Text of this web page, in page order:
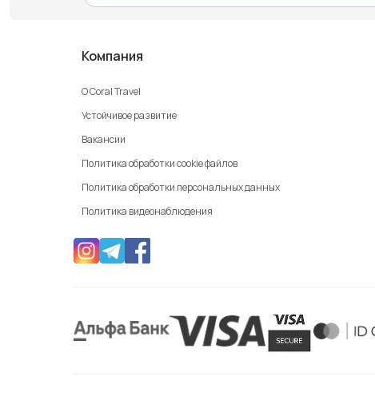
Компания
О Coral Travel
Устойчивое развитие
Вакансии
Политика обработки cookie файлов
Политика обработки персональных данных
Политика видеонаблюдения